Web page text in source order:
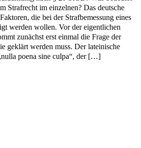
Strafrecht im einzelnen? Das deutsche
die bei der Strafbemessung eines
werden wollen. Vor der eigentlichen
zunächst erst einmal die Frage der
geklärt werden muss. Der lateinische
poena sine culpa“, der […]